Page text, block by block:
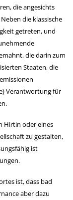
die angesichts
die klassische
getreten, und
die darin zum
Staaten, die
Verantwortung für
Hirtin oder eines
zu gestalten,
ist
ist, dass bad
aber dazu